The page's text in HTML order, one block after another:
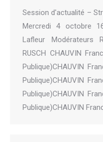
Session d'actualité –
Mercredi 4 octobre
Lafleur Modérateurs
RUSCH CHAUVIN
Publique)CHAUVIN
Publique)CHAUVIN
Publique)CHAUVIN
Publique)CHAUVIN